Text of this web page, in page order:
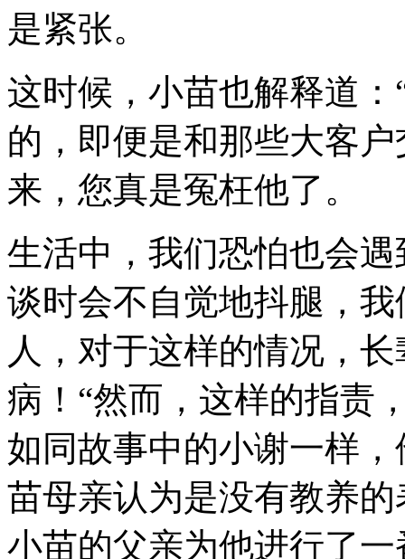
是紧张。
这时候，小苗也解释道
的，即便是和那些大客
来，您真是冤枉他了。
生活中，我们恐怕也会
谈时会不自觉地抖腿，
人，对于这样的情况，
病！“然而，这样的指责
如同故事中的小谢一样
苗母亲认为是没有教养
小苗的父亲为他进行了